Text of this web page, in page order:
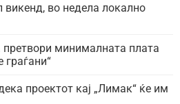
викенд, во недела локално
минималната плата
граѓани“
проектот кај „Лимак“ ќе им